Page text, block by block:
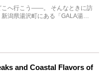
こへ行こう――。 そんなときに訪
潟県湯沢町にある「GALA湯
and Coastal Flavors of